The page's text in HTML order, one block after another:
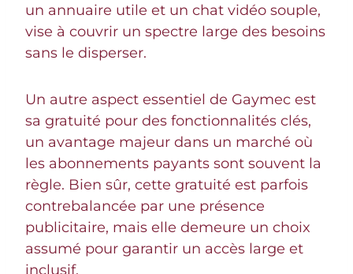
un annuaire utile et un chat vidéo souple,
vise à couvrir un spectre large des besoins
sans le disperser.
Un autre aspect essentiel de Gaymec est
sa gratuité pour des fonctionnalités clés,
un avantage majeur dans un marché où
les abonnements payants sont souvent la
règle. Bien sûr, cette gratuité est parfois
contrebalancée par une présence
publicitaire, mais elle demeure un choix
assumé pour garantir un accès large et
inclusif.